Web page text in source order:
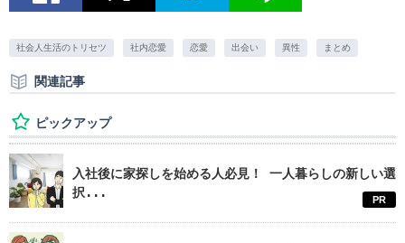
社会人生活のトリセツ 社内恋愛 恋愛 出会い 異性 まとめ
関連記事
ピックアップ
入社後に家探しを始める人必見！ 一人暮らしの新しい選
択...
PR